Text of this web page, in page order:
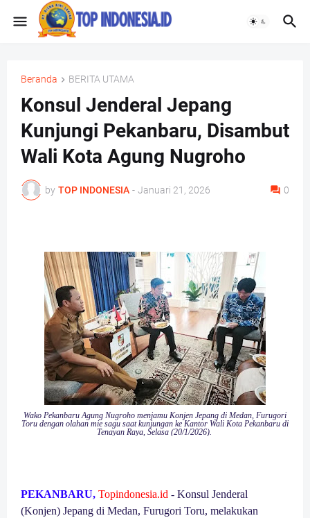
Beranda BERITA UTAMA
Konsul Jenderal Jepang
Kunjungi Pekanbaru, Disambut
Wali Kota Agung Nugroho
by TOP INDONESIA - Januari 21, 2026 0
Wako Pekanbaru Agung Nugroho menjamu Konjen Jepang di Medan, Furugori
Toru dengan olahan mie sagu saat kunjungan ke Kantor Wali Kota Pekanbaru di
Tenayan Raya, Selasa (20/1/2026).
PEKANBARU, Topindonesia.id - Konsul Jenderal
(Konjen) Jepang di Medan, Furugori Toru, melakukan